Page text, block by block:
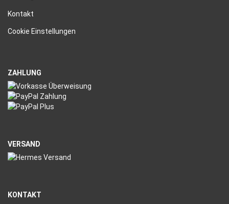
Kontakt
Cookie Einstellungen
ZAHLUNG
VERSAND
KONTAKT